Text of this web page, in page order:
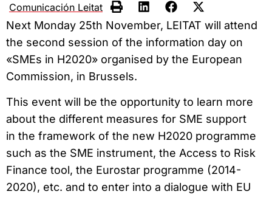
Comunicación Leitat
Next Monday 25th November, LEITAT will attend
the second session of the information day on
«SMEs in H2020» organised by the European
Commission, in Brussels.
This event will be the opportunity to learn more
about the different measures for SME support
in the framework of the new H2020 programme
such as the SME instrument, the Access to Risk
Finance tool, the Eurostar programme (2014-
2020), etc. and to enter into a dialogue with EU